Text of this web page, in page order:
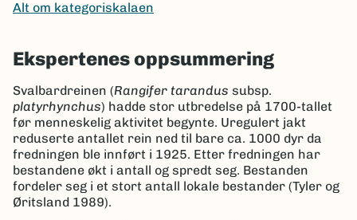
Alt om kategoriskalaen
Ekspertenes oppsummering
Svalbardreinen (Rangifer tarandus subsp.
platyrhynchus) hadde stor utbredelse på 1700-tallet
før menneskelig aktivitet begynte. Uregulert jakt
reduserte antallet rein ned til bare ca. 1000 dyr da
fredningen ble innført i 1925. Etter fredningen har
bestandene økt i antall og spredt seg. Bestanden
fordeler seg i et stort antall lokale bestander (Tyler og
Øritsland 1989).